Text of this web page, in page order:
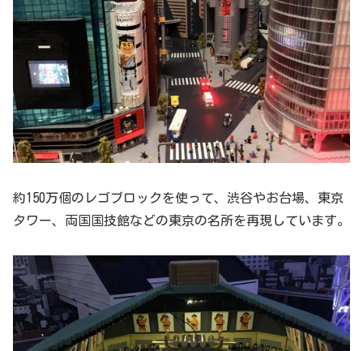
約150万個のレゴブロックを使って、渋谷やお台場、東京
タワー、両国国技館などの東京の名所を再現しています。